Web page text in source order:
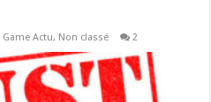
Game Actu, Non classé 2